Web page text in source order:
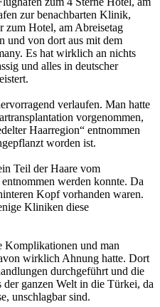
zur benachbarten Klinik,
zum Hotel, am Abreisetag
und von dort aus mit dem
Es hat wirklich an nichts
und alles in deutscher
verlaufen. Man hatte
vorgenommen,
Haarregion“ entnommen
worden ist.
Teil der Haare vom
werden konnte. Da
Kopf vorhanden waren.
Kliniken diese
Komplikationen und man
wirklich Ahnung hatte. Dort
durchgeführt und die
ganzen Welt in die Türkei, da
unschlagbar sind.